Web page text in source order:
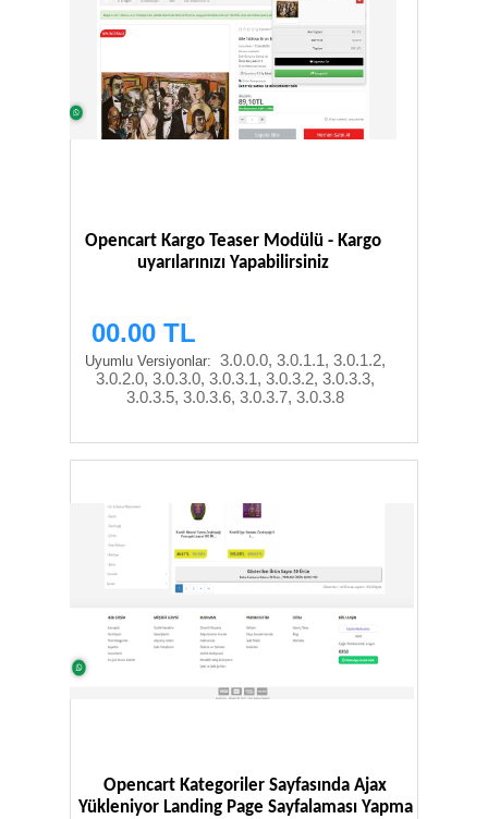
Opencart Kategoriler Sayfasında Ajax
Yükleniyor Landing Page Sayfalaması Yapma
Opencart Kargo Teaser Modülü - Kargo
uyarılarınızı Yapabilirsiniz
00.00 TL
Uyumlu Versiyonlar: 3.0.0.0, 3.0.1.1, 3.0.1.2,
3.0.2.0, 3.0.3.0, 3.0.3.1, 3.0.3.2, 3.0.3.3,
3.0.3.5, 3.0.3.6, 3.0.3.7, 3.0.3.8